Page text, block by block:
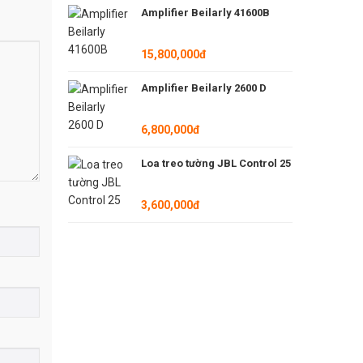
Amplifier Beilarly 41600B
15,800,000đ
Amplifier Beilarly 2600 D
6,800,000đ
Loa treo tường JBL Control 25
3,600,000đ